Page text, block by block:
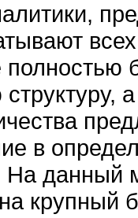
полностью
в
На данный
крупный